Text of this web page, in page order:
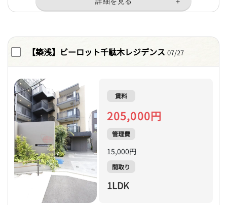
【築浅】ビーロット千駄木レジデンス 07/27
賃料
205,000円
管理費
15,000円
間取り
1LDK